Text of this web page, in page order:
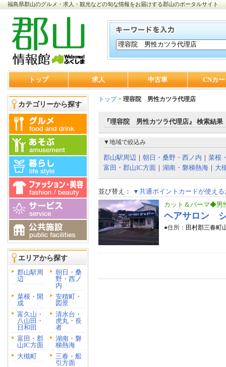
福島県郡山のグルメ・求人・観光などの旬な情報をお届けする郡山のポータルサイト
トップ 求人 中古車 CNカ
カテゴリーから探す
エリアから探す
郡山駅周
辺
朝日・桑
野・西ノ
内
菜根・開
成
安積町・
図景
富久山・
八山田・
日和田
清水台・
虎丸・長
者
富田・郡
山IC方面
湖南・磐
梯熱海
大槻町
三春・船
引方面
トップ> 理容院 男性カツラ代理店
『理容院 男性カツラ代理店』 検索結
▼地域で絞込み
郡山駅周辺 ｜ 朝日・桑野・西ノ内 ｜ 菜根
富田・郡山IC方面 ｜ 湖南・磐梯熱海 ｜ 大
並び替え：
▼共通ポイントカードが使える
カット＆パーマ◆男
ヘアサロン
●住所： 田村郡三春町